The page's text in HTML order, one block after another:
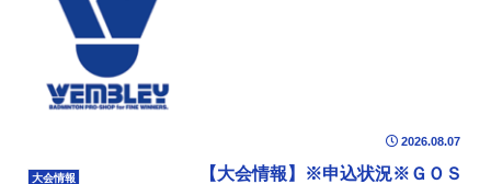
2026.08.07
大会情報
【大会情報】※申込状況※ＧＯＳ